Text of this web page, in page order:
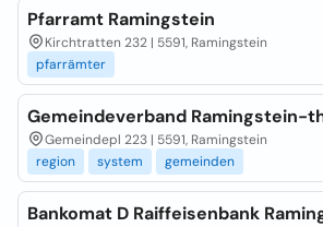
Pfarramt Ramingstein
Kirchtratten 232 | 5591, Ramingstein
pfarrämter
Gemeindeverband Ramingstein-
Gemeindepl 223 | 5591, Ramingstein
region
system gemeinden
Bankomat D Raiffeisenbank